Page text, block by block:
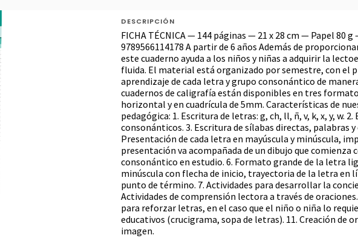
DESCRIPCIÓN
FICHA TÉCNICA — 144 páginas — 21 x 28 cm — Papel 80
9789566114178 A partir de 6 años Además de
este cuaderno ayuda a los niños y niñas a adquirir la
fluida. El material está organizado por semestre, con el
aprendizaje de cada letra y grupo consonántico de
cuadernos de caligrafía están disponibles en tres
horizontal y en cuadrícula de 5mm. Características de
pedagógica: 1. Escritura de letras: g, ch, ll, ñ, v, k, x, y, w.
consonánticos. 3. Escritura de sílabas directas, palabras y
Presentación de cada letra en mayúscula y minúscula,
presentación va acompañada de un dibujo que comienza
consonántico en estudio. 6. Formato grande de la letra
minúscula con flecha de inicio, trayectoria de la letra en
punto de término. 7. Actividades para desarrollar la
Actividades de comprensión lectora a través de
para reforzar letras, en el caso que el niño o niña lo
educativos (crucigrama, sopa de letras). 11. Creación de
imagen.